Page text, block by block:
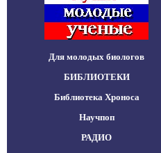
Для молодых биологов
БИБЛИОТЕКИ
Библиотека Хроноса
Научпоп
РАДИО